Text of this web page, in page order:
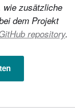
wie zusätzliche
dem Projekt
repository.